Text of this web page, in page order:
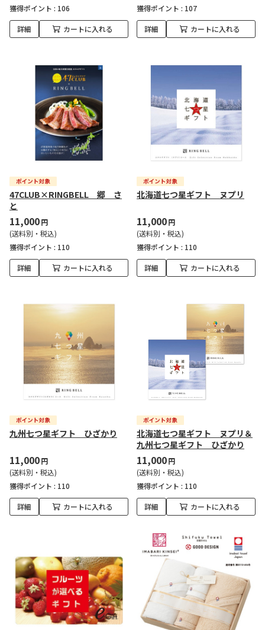
獲得ポイント : 106
詳細 カートに入れる
獲得ポイント : 107
詳細 カートに入れる
47CLUB×RINGBELL 郷 さ
と
11,000円
(送料別・税込)
獲得ポイント : 110
詳細 カートに入れる
北海道七つ星ギフト ヌプリ
11,000円
(送料別・税込)
獲得ポイント : 110
詳細 カートに入れる
九州七つ星ギフト ひざかり
11,000円
(送料別・税込)
獲得ポイント : 110
詳細 カートに入れる
北海道七つ星ギフト ヌプリ＆
九州七つ星ギフト ひざかり
11,000円
(送料別・税込)
獲得ポイント : 110
詳細 カートに入れる